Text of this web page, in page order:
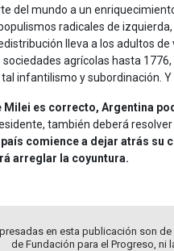
del mundo a un
radicales de
lleva a los adultos
agrícolas hasta
infantilismo y subordinación. Y
es correcto, Argentina
también deberá
país comience a dejar atrás
arreglar la coyuntura.
en esta publicación son
de Fundación para el Progreso, ni